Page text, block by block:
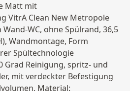
Matt mit
VitrA Clean New Metropole
WC, ohne Spülrand, 36,5
Wandmontage, Form
Spültechnologie
Grad Reinigung, spritz- und
mit verdeckter Befestigung
Material: